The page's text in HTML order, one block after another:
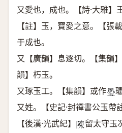
又愛也，成也。【詩·大雅】
【註】玉，寶愛之意。【張
于成也。
又【廣韻】息逐切。【集韻】
韻】朽玉。
又琢玉工。【集韻】或作𤥔
又姓。【史記·封禪書公玉帶
【後漢·光武紀】 𨻰 留太守玉